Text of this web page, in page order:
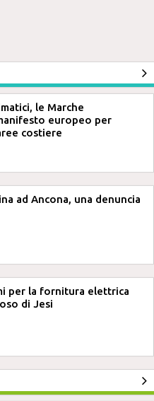
le Marche
europeo per
costiere
ad Ancona, una denuncia
per la fornitura elettrica
di Jesi